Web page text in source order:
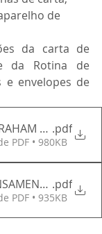
de
da carta de
da Rotina de
e envelopes de
LINCOLN
.pdf
PDF • 980KB
.pdf
PDF • 935KB